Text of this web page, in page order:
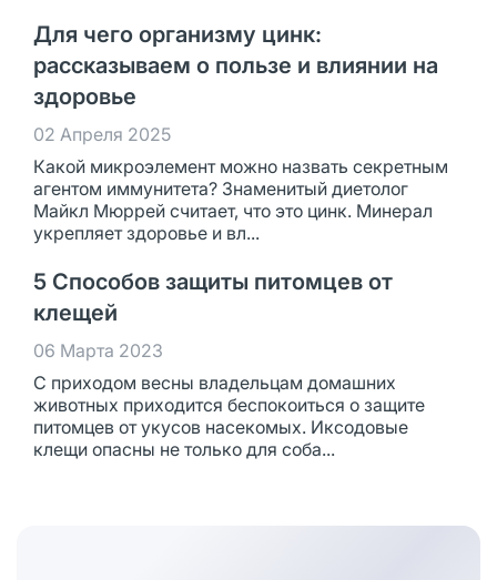
Для чего организму цинк:
рассказываем о пользе и влиянии на
здоровье
02 Апреля 2025
Какой микроэлемент можно назвать секретным
агентом иммунитета? Знаменитый диетолог
Майкл Мюррей считает, что это цинк. Минерал
укрепляет здоровье и вл...
5 Способов защиты питомцев от
клещей
06 Марта 2023
С приходом весны владельцам домашних
животных приходится беспокоиться о защите
питомцев от укусов насекомых. Иксодовые
клещи опасны не только для соба...